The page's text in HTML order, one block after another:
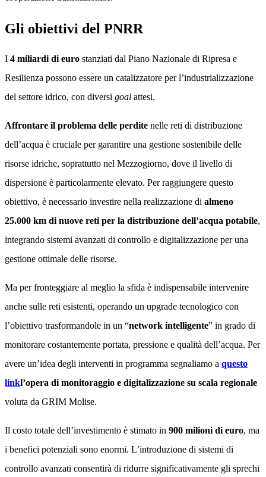
Gli obiettivi del PNRR
I 4 miliardi di euro stanziati dal Piano Nazionale di Ripresa e
Resilienza possono essere un catalizzatore per l’industrializzazione
del settore idrico, con diversi goal attesi.
Affrontare il problema delle perdite nelle reti di distribuzione
dell’acqua è cruciale per garantire una gestione sostenibile delle
risorse idriche, soprattutto nel Mezzogiorno, dove il livello di
dispersione è particolarmente elevato. Per raggiungere questo
obiettivo, è necessario investire nella realizzazione di almeno
25.000 km di nuove reti per la distribuzione dell’acqua potabile,
integrando sistemi avanzati di controllo e digitalizzazione per una
gestione ottimale delle risorse.
Ma per fronteggiare al meglio la sfida è indispensabile intervenire
anche sulle reti esistenti, operando un upgrade tecnologico con
l’obiettivo trasformandole in un “network intelligente” in grado di
monitorare costantemente portata, pressione e qualità dell’acqua. Per
avere un’idea degli interventi in programma segnaliamo a questo
linkl’opera di monitoraggio e digitalizzazione su scala regionale
voluta da GRIM Molise.
Il costo totale dell’investimento è stimato in 900 milioni di euro, ma
i benefici potenziali sono enormi. L’introduzione di sistemi di
controllo avanzati consentirà di ridurre significativamente gli sprechi